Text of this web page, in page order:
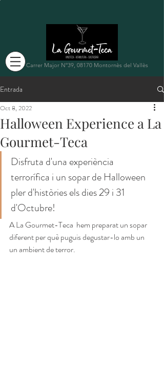
Carrer Major Nº39, 08170 Montornès del Vallès
Entrada
Halloween Experience a La
Gourmet-Teca
Oct 8, 2022
Disfruta d'una experiència
terrorífica i un sopar de Halloween
pler d'històries els dies 29 i 31
d'Octubre!
A La Gourmet-Teca  hem preparat un sopar
diferent per què puguis degustar-lo amb un
un ambient de terror.